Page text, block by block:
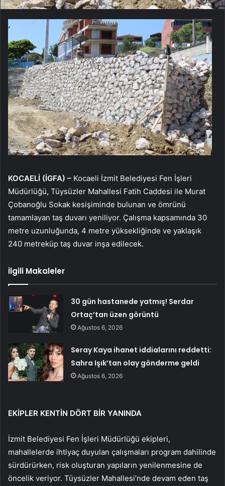
KOCAELİ (İGFA) – Kocaeli İzmit Belediyesi Fen İşleri
Müdürlüğü, Tüysüzler Mahallesi Fatih Caddesi ile Murat
Çobanoğlu Sokak kesişiminde bulunan ve ömrünü
tamamlayan taş duvarı yeniliyor. Çalışma kapsamında 30
metre uzunluğunda, 4 metre yüksekliğinde ve yaklaşık
240 metreküp taş duvar inşa edilecek.
İlgili Makaleler
30 gün hastanede yatmış! Serdar
Ortaç’tan üzen görüntü
Ağustos 6, 2026
Seray Kaya ihanet iddialarını reddetti:
Sahra Işık’tan olay gönderme geldi
Ağustos 6, 2026
EKİPLER KENTİN DÖRT BİR YANINDA
İzmit Belediyesi Fen İşleri Müdürlüğü ekipleri,
mahallelerde ihtiyaç duyulan çalışmaları program dahilinde
sürdürürken, risk oluşturan yapıların yenilenmesine de
öncelik veriyor. Tüysüzler Mahallesi’nde devam eden taş